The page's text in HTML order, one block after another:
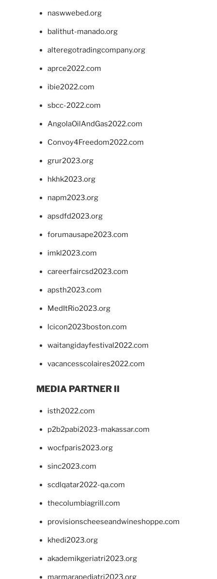
naswwebed.org
balithut-manado.org
alteregotradingcompany.org
aprce2022.com
ibie2022.com
sbcc-2022.com
AngolaOilAndGas2022.com
Convoy4Freedom2022.com
grur2023.org
hkhk2023.org
napm2023.org
apsdfd2023.org
forumausape2023.com
imkl2023.com
careerfaircsd2023.com
apsth2023.com
MedItRio2023.org
lcicon2023boston.com
waitangidayfestival2022.com
vacancesscolaires2022.com
MEDIA PARTNER II
isth2022.com
p2b2pabi2023-makassar.com
wocfparis2023.org
sinc2023.com
scdlqatar2022-qa.com
thecolumbiagrill.com
provisionscheeseandwineshoppe.com
khedi2023.org
akademikgeriatri2023.org
marmarapediatri2023.org